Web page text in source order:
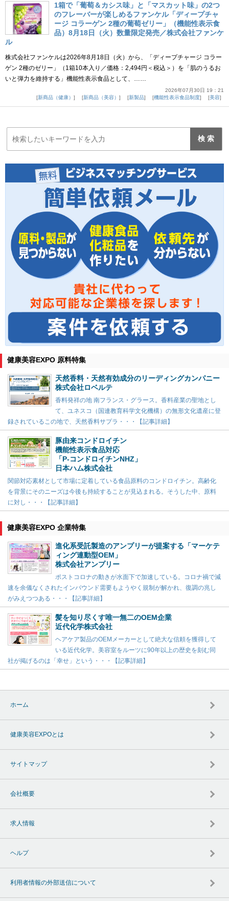
1箱で「葡萄＆カシス味」と「マスカット味」の2つ
のフレーバーが楽しめるファンケル「ディープチャ
ージ コラーゲン 2種の葡萄ゼリー」（機能性表示食
品）8月18日（火）数量限定発売／株式会社ファンケ
ル
株式会社ファンケルは2026年8月18日（火）から、「ディープチャージ コラー
ゲン 2種のゼリー」（1箱10本入り／価格：2,494円＜税込＞）を「肌のうるお
いと弾力を維持する」機能性表示食品として、……
2026年07月30日 19：21
新商品（健康）
新商品（美容） 新製品 機能性表示食品制度 美容
健康美容EXPO 原料特集
天然香料・天然有効成分のリーディングカンパニー
株式会社ロベルテ
香料発祥の地 南フランス・グラース。香料産業の聖地とし
て、ユネスコ（国連教育科学文化機構）の無形文化遺産に登
録されているこの地で、天然香料サプラ・・・【記事詳細】
豚由来コンドロイチン
機能性表示食品対応
「P-コンドロイチンNHZ」
日本ハム株式会社
関節対応素材として市場に定着している食品原料のコンドロイチン。高齢化
を背景にそのニーズは今後も持続することが見込まれる。そうした中、原料
に対し・・・【記事詳細】
健康美容EXPO 企業特集
進化系受託製造のアンプリーが提案する「マーケテ
ィング連動型OEM」
株式会社アンプリー
ポストコロナの動きが水面下で加速している。コロナ禍で減
速を余儀なくされたインバウンド需要もようやく規制が解かれ、復調の兆し
がみえつつある・・・【記事詳細】
髪を知り尽くす唯一無二のOEM企業
近代化学株式会社
ヘアケア製品のOEMメーカーとして絶大な信頼を獲得して
いる近代化学。美容室をルーツに90年以上の歴史を刻む同
社が掲げるのは「幸せ」という・・・【記事詳細】
ホーム
健康美容EXPOとは
サイトマップ
会社概要
求人情報
ヘルプ
利用者情報の外部送信について